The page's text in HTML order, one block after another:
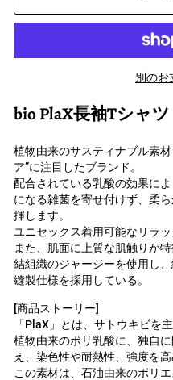
別のお
bio PlaX長袖Tシャツ
植物由来のサスティナブル素
ア”に注目したブランド。
配合されている乳酸の効果に
になる雑菌を寄せ付けず、柔
揮します。
ユニセックス着用可能なリラッ
また、肌面に上質な肌触りが
結組織のジャージーを使用し
縫製仕様を採用している。
[商品ストーリー]
「PlaX」とは、サトウキビを
植物由来のポリ乳酸に、独自
え、染色性や耐熱性、強度を
この素材は、石油由来のポリ